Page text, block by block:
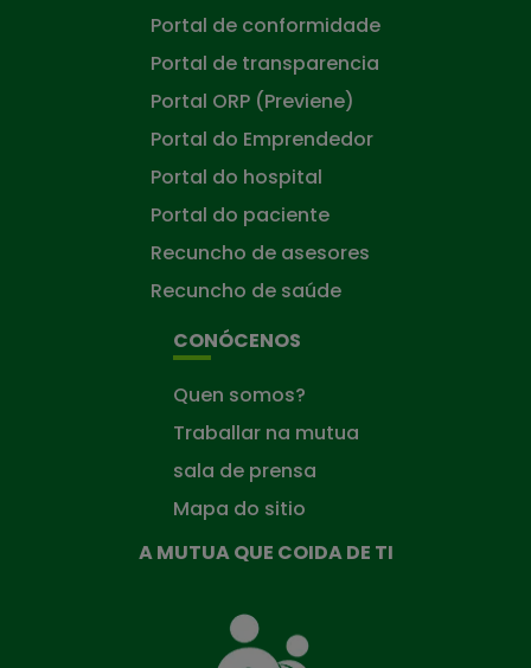
Portal de conformidade
Portal de transparencia
Portal ORP (Previene)
Portal do Emprendedor
Portal do hospital
Portal do paciente
Recuncho de asesores
Recuncho de saúde
CONÓCENOS
Quen somos?
Traballar na mutua
sala de prensa
Mapa do sitio
A MUTUA QUE COIDA DE TI
Mutua
que